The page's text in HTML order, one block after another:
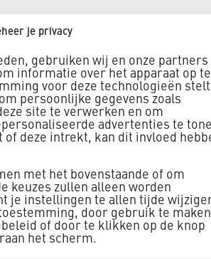
je privacy
gebruiken wij en onze partners
informatie over het apparaat op te
voor deze technologieën stelt
persoonlijke gegevens zoals
site te verwerken en om
advertenties te
deze intrekt, kan dit invloed
met het bovenstaande of om
keuzes zullen alleen worden
je instellingen te allen tijde
door gebruik te maken
of door te klikken op de knop
het scherm.
Barrepolder
Zoeterwoude
K_Dekker heeft in opdracht
windpark Barrepolder
vier windturbines die 40
Heineken Nederland moeten